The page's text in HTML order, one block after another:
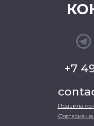
+7
Правила
Согласие